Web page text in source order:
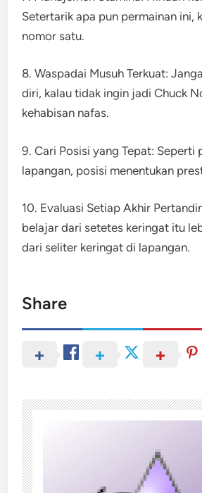
Setertarik apa pun permainan ini,
nomor satu.
8. Waspadai Musuh Terkuat:
diri, kalau tidak ingin jadi Chuck
kehabisan nafas.
9. Cari Posisi yang Tepat: Seperti
lapangan, posisi menentukan
10. Evaluasi Setiap Akhir
belajar dari setetes keringat itu
dari seliter keringat di lapangan.
Share